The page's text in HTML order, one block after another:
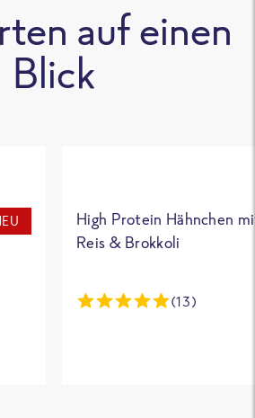
auf einen
Blick
High Protein Hähnchen
Reis & Brokkoli
(13)